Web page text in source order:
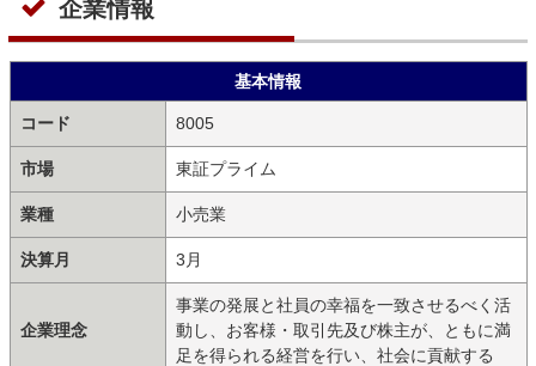
企業情報
基本情報
コード 8005
市場 東証プライム
業種 小売業
決算月 3月
企業理念
事業の発展と社員の幸福を一致させるべく活
動し、お客様・取引先及び株主が、ともに満
足を得られる経営を行い、社会に貢献する